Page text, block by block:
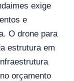
exige
e
O drone para
estrutura em
orçamento